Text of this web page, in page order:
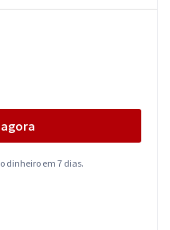
dinheiro em 7 dias.